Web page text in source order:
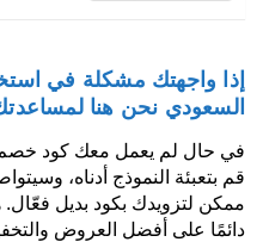
إذا واجهتك مشكلة في
السعودي نحن هنا
في حال لم يعمل معك كود خصم
قم بتعبئة النموذج أدناه،
ممكن لتزويدك بكود بديل فعّال.
دائمًا على أفضل العروض